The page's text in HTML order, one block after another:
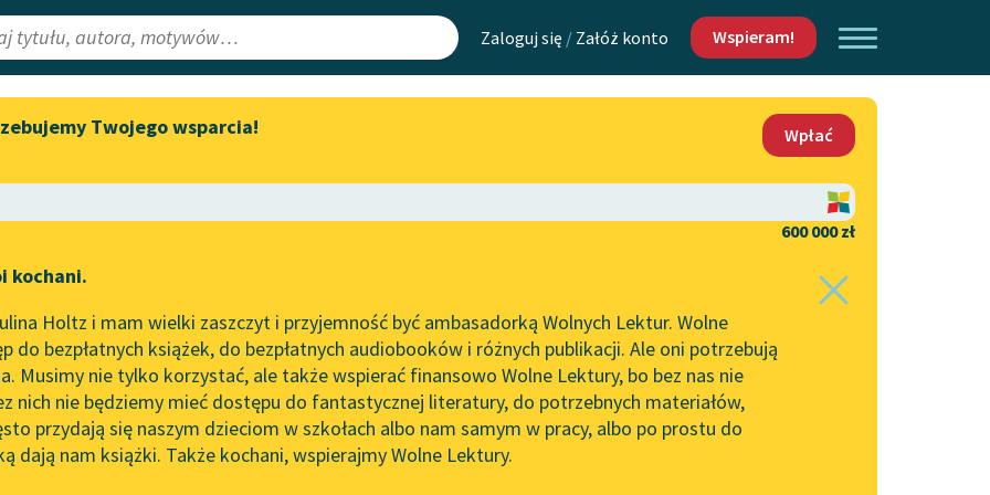
Zaloguj się / Załóż konto Wspieram!
Lektury
redakcyjne
Aktualności
Zapraszamy na spotkanie
literatury skandynawskiej
Wolne Lektury na 32.
Pol’and’Rock Festivalu
„Kochanek Lady Chatterley”
do słuchania na Wolnych
Lekturach
Nowy audiobook – „Marzenie
Mapa Wolnych Lektur
Leśmianator
API
OAI-PMH
Widget Wolnych Lektur
Kontakt
O projekcie
Zasady wykorzystania
Wolnych Lektur
Logotypy
Materiały promocyjne
Twojego wsparcia!
Wpłać
600 000 zł
kochani.
Holtz i mam wielki zaszczyt i przyjemność być ambasadorką Wolnych Lektur. Wolne
do bezpłatnych książek, do bezpłatnych audiobooków i różnych publikacji. Ale oni potrzebują
Musimy nie tylko korzystać, ale także wspierać finansowo Wolne Lektury, bo bez nas nie
nich nie będziemy mieć dostępu do fantastycznej literatury, do potrzebnych materiałów,
przydają się naszym dzieciom w szkołach albo nam samym w pracy, albo po prostu do
dają nam książki. Także kochani, wspierajmy Wolne Lektury.
Marcel Proust✖